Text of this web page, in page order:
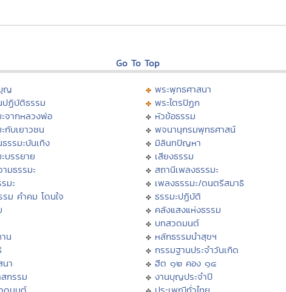
Go To Top
ญ
ปฏิบัติธรรม
จากหลวงพ่อ
กับเยาวชน
รรมะบันเทิง
บรรยาย
มธรรมะ
มะ
รม คำคม โดนใจ
น
า
กรรม
พระพุทธศาสนา
พระไตรปิฏก
หัวข้อธรรม
พจนานุกรมพุทธศาสน์
มิลินทปัญหา
เสียงธรรม
สถานีเพลงธรรมะ
เพลงธรรมะ/ดนตรีสมาธิ
ธรรมะปฏิบัติ
คลังแสงแห่งธรรม
บทสวดมนต์
หลักธรรมนำสุขฯ
กรรมฐานประจำวันเกิด
ฮีต ๑๒ คอง ๑๔
งานบุญประจำปี